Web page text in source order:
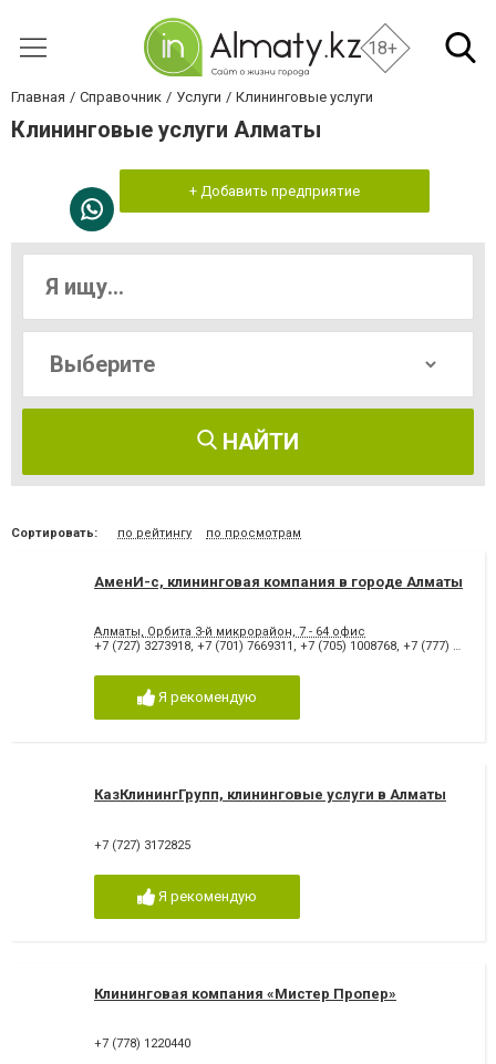
18+
Главная Справочник Услуги Клининговые услуги
Клининговые услуги Алматы
+ Добавить предприятие
НАЙТИ
Сортировать: по рейтингу по просмотрам
АменИ-с, клининговая компания в городе Алматы
Алматы, Орбита 3-й микрорайон, 7 - 64 офис
+7 (727) 3273918, +7 (701) 7669311 , +7 (705) 1008768, +7 (777) 5602002
Я рекомендую
КазКлинингГрупп, клининговые услуги в Алматы
+7 (727) 3172825
Я рекомендую
Клининговая компания «Мистер Пропер»
+7 (778) 1220440